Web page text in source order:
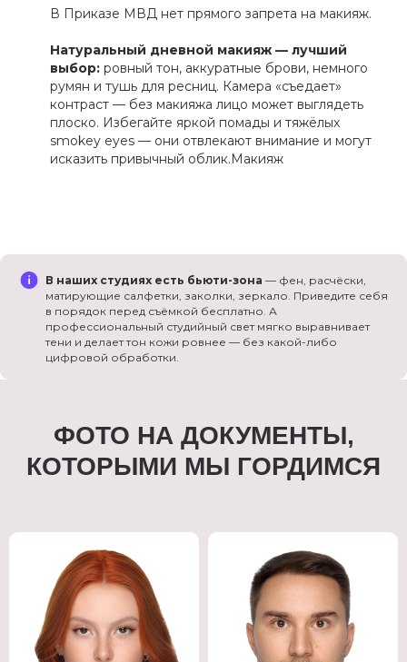
В Приказе МВД нет прямого запрета на макияж.
Натуральный дневной макияж — лучший
выбор: ровный тон, аккуратные брови, немного
румян и тушь для ресниц. Камера «съедает»
контраст — без макияжа лицо может выглядеть
плоско. Избегайте яркой помады и тяжёлых
smokey eyes — они отвлекают внимание и могут
исказить привычный облик.Макияж
В наших студиях есть бьюти-зона — фен, расчёски,
матирующие салфетки, заколки, зеркало. Приведите себя
в порядок перед съёмкой бесплатно. А
профессиональный студийный свет мягко выравнивает
тени и делает тон кожи ровнее — без какой-либо
цифровой обработки.
ФОТО НА ДОКУМЕНТЫ,
КОТОРЫМИ МЫ ГОРДИМСЯ